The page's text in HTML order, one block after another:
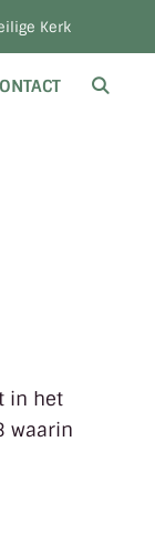
Kerk
in het
waarin